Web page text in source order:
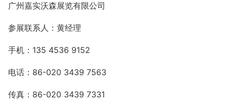
广州嘉实沃森展览有限公司
参展联系人：黄经理
手机：135 4536 9152
电话：86-020 3439 7563
传真：86-020 3439 7331